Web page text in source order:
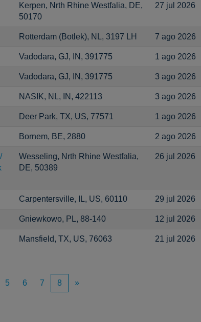
Kerpen, Nrth Rhine Westfalia, DE,
50170
27 jul 2026
Rotterdam (Botlek), NL, 3197 LH 7 ago 2026
Vadodara, GJ, IN, 391775 1 ago 2026
Vadodara, GJ, IN, 391775 3 ago 2026
NASIK, NL, IN, 422113 3 ago 2026
Deer Park, TX, US, 77571 1 ago 2026
Bornem, BE, 2880 2 ago 2026
Wesseling, Nrth Rhine Westfalia,
DE, 50389
26 jul 2026
Carpentersville, IL, US, 60110 29 jul 2026
Gniewkowo, PL, 88-140 12 jul 2026
Mansfield, TX, US, 76063 21 jul 2026
5 6 7 8 »